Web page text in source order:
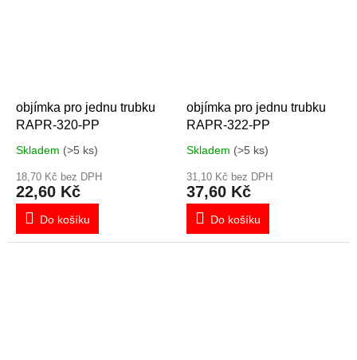
objímka pro jednu trubku
RAPR-320-PP
Skladem (>5 ks)
18,70 Kč bez DPH
22,60 Kč
Do košíku
objímka pro jednu trubku
RAPR-322-PP
Skladem (>5 ks)
31,10 Kč bez DPH
37,60 Kč
Do košíku